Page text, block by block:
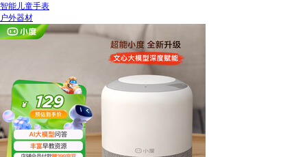
智能儿童手表
户外器材